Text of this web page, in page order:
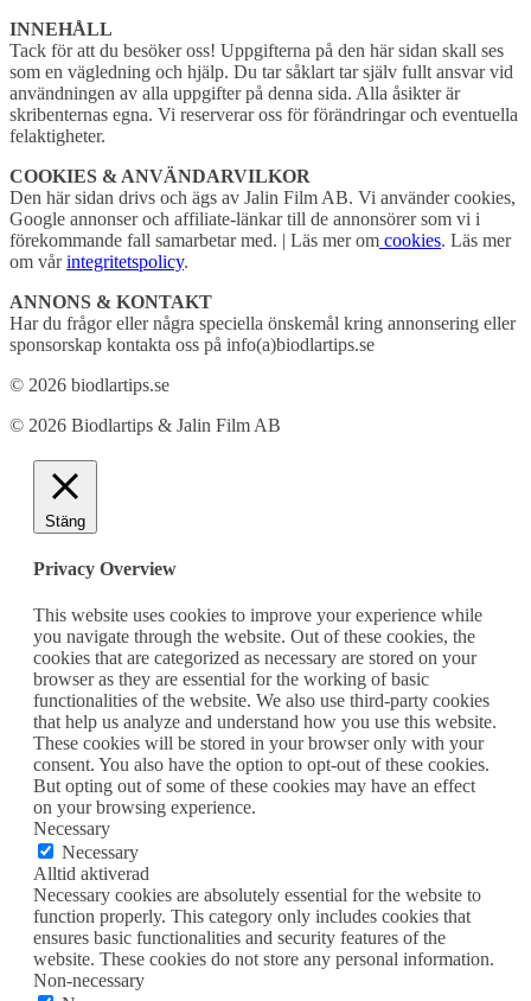
INNEHÅLL
Tack för att du besöker oss! Uppgifterna på den här sidan skall ses
som en vägledning och hjälp. Du tar såklart tar själv fullt ansvar vid
användningen av alla uppgifter på denna sida. Alla åsikter är
skribenternas egna. Vi reserverar oss för förändringar och eventuella
felaktigheter.
COOKIES & ANVÄNDARVILKOR
Den här sidan drivs och ägs av Jalin Film AB. Vi använder cookies,
Google annonser och affiliate-länkar till de annonsörer som vi i
förekommande fall samarbetar med. | Läs mer om cookies. Läs mer
om vårintegritetspolicy.
ANNONS & KONTAKT
Har du frågor eller några speciella önskemål kring annonsering eller
sponsorskap kontakta oss på info(a)biodlartips.se
© 2026 biodlartips.se
© 2026 Biodlartips & Jalin Film AB
Stäng
Privacy Overview
This website uses cookies to improve your experience while
you navigate through the website. Out of these cookies, the
cookies that are categorized as necessary are stored on your
browser as they are essential for the working of basic
functionalities of the website. We also use third-party cookies
that help us analyze and understand how you use this website.
These cookies will be stored in your browser only with your
consent. You also have the option to opt-out of these cookies.
But opting out of some of these cookies may have an effect
on your browsing experience.
Necessary
Necessary
Alltid aktiverad
Necessary cookies are absolutely essential for the website to
function properly. This category only includes cookies that
ensures basic functionalities and security features of the
website. These cookies do not store any personal information.
Non-necessary